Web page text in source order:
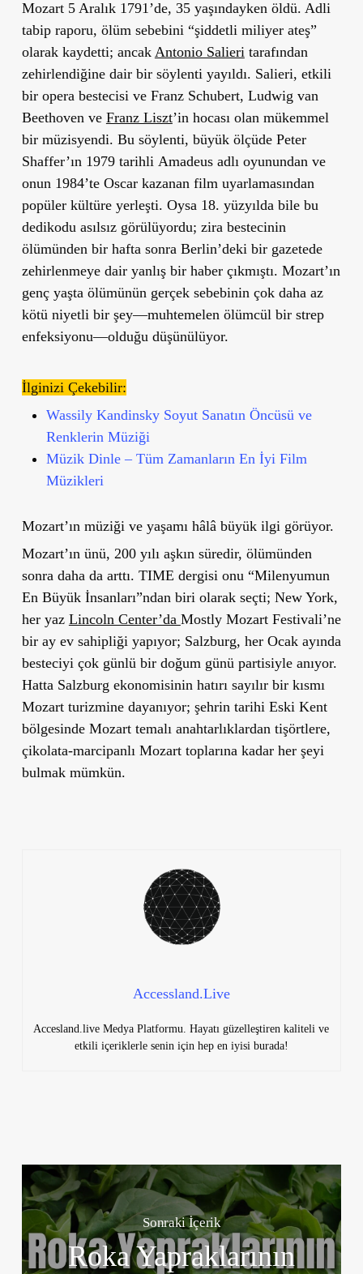
Mozart 5 Aralık 1791’de, 35 yaşındayken öldü. Adli
tabip raporu, ölüm sebebini “şiddetli miliyer ateş”
olarak kaydetti; ancak Antonio Salieri tarafından
zehirlendiğine dair bir söylenti yayıldı. Salieri, etkili
bir opera bestecisi ve Franz Schubert, Ludwig van
Beethoven ve Franz Liszt’in hocası olan mükemmel
bir müzisyendi. Bu söylenti, büyük ölçüde Peter
Shaffer’ın 1979 tarihli Amadeusadlı oyunundan ve
onun 1984’te Oscar kazanan film uyarlamasından
popüler kültüre yerleşti. Oysa 18. yüzyılda bile bu
dedikodu asılsız görülüyordu; zira bestecinin
ölümünden bir hafta sonra Berlin’deki bir gazetede
zehirlenmeye dair yanlış bir haber çıkmıştı. Mozart’ın
genç yaşta ölümünün gerçek sebebinin çok daha az
kötü niyetli bir şey—muhtemelen ölümcül bir strep
enfeksiyonu—olduğu düşünülüyor.
İlginizi Çekebilir:
Wassily Kandinsky Soyut Sanatın Öncüsü ve
Renklerin Müziği
Müzik Dinle – Tüm Zamanların En İyi Film
Müzikleri
Mozart’ın müziği ve yaşamı hâlâ büyük ilgi görüyor.
Mozart’ın ünü, 200 yılı aşkın süredir, ölümünden
sonra daha da arttı. TIME dergisi onu “Milenyumun
En Büyük İnsanları”ndan biri olarak seçti; New York,
her yaz Lincoln Center’da Mostly Mozart Festivali’ne
bir ay ev sahipliği yapıyor; Salzburg, her Ocak ayında
besteciyi çok günlü bir doğum günü partisiyle anıyor.
Hatta Salzburg ekonomisinin hatırı sayılır bir kısmı
Mozart turizmine dayanıyor; şehrin tarihi Eski Kent
bölgesinde Mozart temalı anahtarlıklardan tişörtlere,
çikolata-marcipanlı Mozart toplarına kadar her şeyi
bulmak mümkün.
Accessland.Live
Accesland.live Medya Platformu. Hayatı güzelleştiren kaliteli ve
etkili içeriklerle senin için hep en iyisi burada!
Sonraki İçerik
Roka Yapraklarının